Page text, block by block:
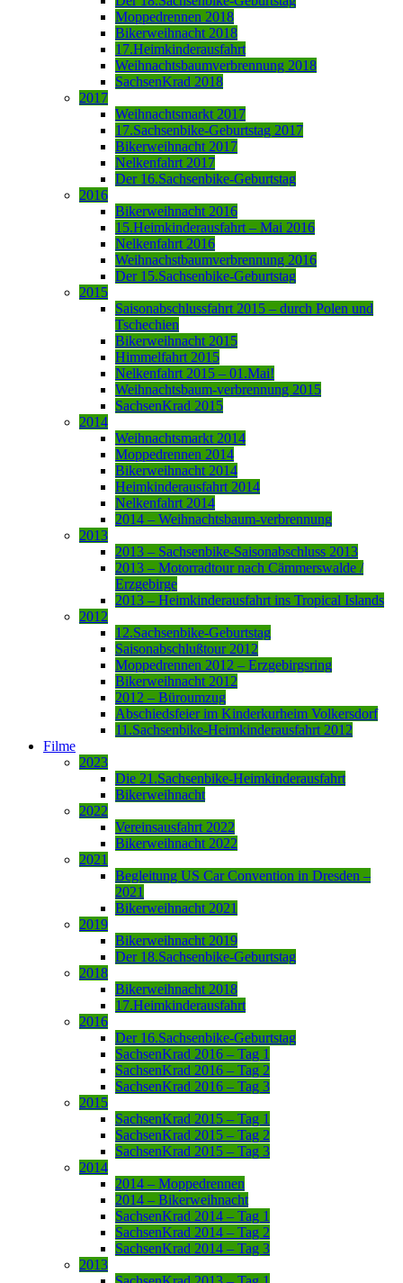
Moppedrennen 2018
Bikerweihnacht 2018
17.Heimkinderausfahrt
Weihnachtsbaumverbrennung 2018
SachsenKrad 2018
2017
Weihnachtsmarkt 2017
17.Sachsenbike-Geburtstag 2017
Bikerweihnacht 2017
Nelkenfahrt 2017
Der 16.Sachsenbike-Geburtstag
2016
Bikerweihnacht 2016
15.Heimkinderausfahrt – Mai 2016
Nelkenfahrt 2016
Weihnachstbaumverbrennung 2016
Der 15.Sachsenbike-Geburtstag
2015
Saisonabschlussfahrt 2015 – durch Polen und
Tschechien
Bikerweihnacht 2015
Himmelfahrt 2015
Nelkenfahrt 2015 – 01.Mai!
Weihnachtsbaum-verbrennung 2015
SachsenKrad 2015
2014
Weihnachtsmarkt 2014
Moppedrennen 2014
Bikerweihnacht 2014
Heimkinderausfahrt 2014
Nelkenfahrt 2014
2014 – Weihnachtsbaum-verbrennung
2013
2013 – Sachsenbike-Saisonabschluss 2013
2013 – Motorradtour nach Cämmerswalde /
Erzgebirge
2013 – Heimkinderausfahrt ins Tropical Islands
2012
12.Sachsenbike-Geburtstag
Saisonabschlußtour 2012
Moppedrennen 2012 – Erzgebirgsring
Bikerweihnacht 2012
2012 – Büroumzug
Abschiedsfeier im Kinderkurheim Volkersdorf
11.Sachsenbike-Heimkinderausfahrt 2012
Filme
2023
Die 21.Sachsenbike-Heimkinderausfahrt
Bikerweihnacht
2022
Vereinsausfahrt 2022
Bikerweihnacht 2022
2021
Begleitung US Car Convention in Dresden –
2021
Bikerweihnacht 2021
2019
Bikerweihnacht 2019
Der 18.Sachsenbike-Geburtstag
2018
Bikerweihnacht 2018
17.Heimkinderausfahrt
2016
Der 16.Sachsenbike-Geburtstag
SachsenKrad 2016 – Tag 1
SachsenKrad 2016 – Tag 2
SachsenKrad 2016 – Tag 3
2015
SachsenKrad 2015 – Tag 1
SachsenKrad 2015 – Tag 2
SachsenKrad 2015 – Tag 3
2014
2014 – Moppedrennen
2014 – Bikerweihnacht
SachsenKrad 2014 – Tag 1
SachsenKrad 2014 – Tag 2
SachsenKrad 2014 – Tag 3
2013